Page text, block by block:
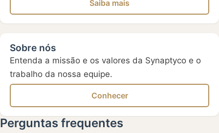
Saiba mais
Sobre nós
Entenda a missão e os valores da Synaptyco e o
trabalho da nossa equipe.
Conhecer
Perguntas frequentes